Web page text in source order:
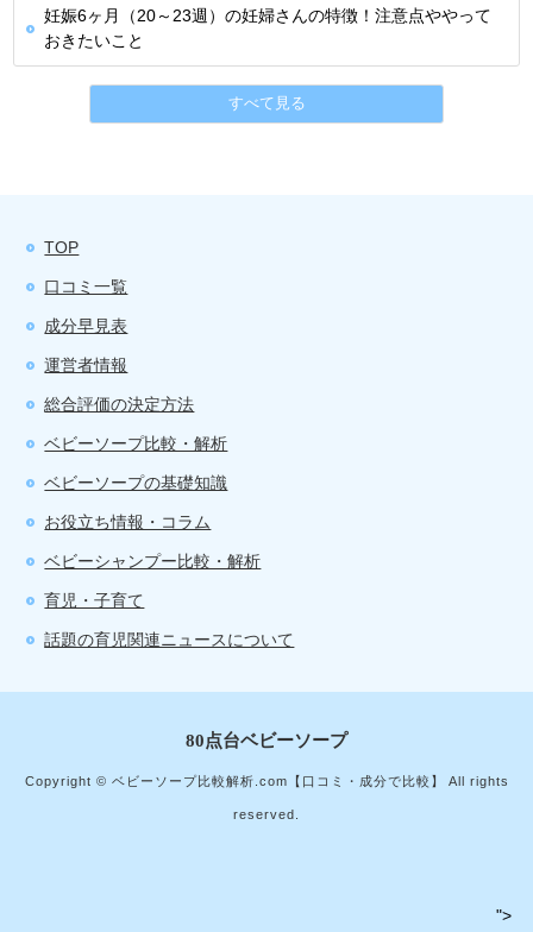
妊娠6ヶ月（20～23週）の妊婦さんの特徴！注意点ややって
おきたいこと
すべて見る
TOP
口コミ一覧
成分早見表
運営者情報
総合評価の決定方法
ベビーソープ比較・解析
ベビーソープの基礎知識
お役立ち情報・コラム
ベビーシャンプー比較・解析
育児・子育て
話題の育児関連ニュースについて
80点台ベビーソープ
Copyright © ベビーソープ比較解析.com【口コミ・成分で比較】 All rights
reserved.
">